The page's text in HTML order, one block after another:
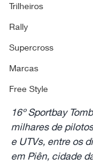
Trilheiros
Rally
Supercross
Marcas
Free Style
16º Sportbay
milhares de
e UTVs, entre os
em Piên, cidade